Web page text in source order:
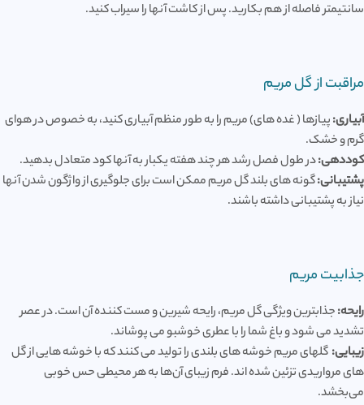
سانتیمتر فاصله از هم بکارید. پس از کاشت آنها را سیراب کنید.
مراقبت از گل مریم
آبیاری:پیازها ( غده های) مریم را به طور منظم آبیاری کنید، به خصوص در هوای
گرم و خشک.
کوددهی:در طول فصل رشد هر چند هفته یکبار به آنها کود متعادل بدهید.
پشتیبانی:گونه های بلند گل مریم ممکن است برای جلوگیری از واژگون شدن آنها
نیاز به پشتیبانی داشته باشند.
جذابیت مریم
رایحه:جذابترین ویژگی گل مریم، رایحه شیرین و مست کننده آن است. در عصر
تشدید می شود و باغ شما را با عطری خوشبو می پوشاند.
زیبایی: گلهای مریم خوشه های بلندی را تولید می کنند که با خوشه هایی از گل
های مرواریدی تزئین شده اند. فرم زیبای آن‌ها به هر محیطی حس خوبی
می‌بخشد.